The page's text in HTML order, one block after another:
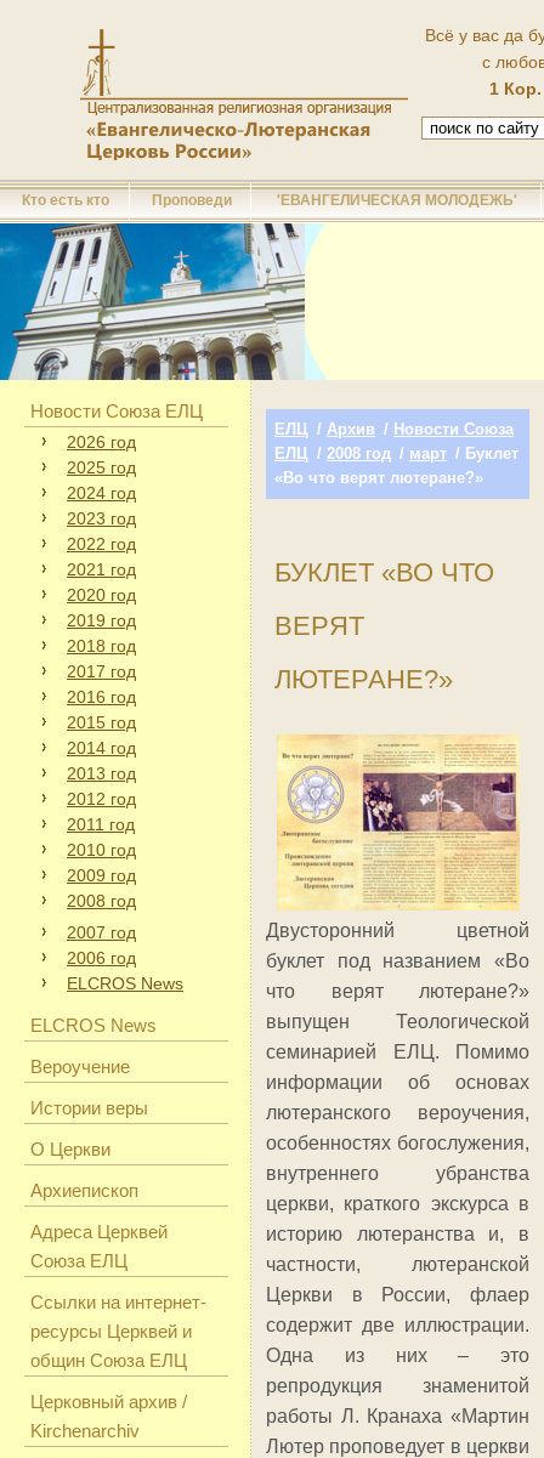
Всё у вас да
с
1
Кто есть кто Проповеди 'ЕВАНГЕЛИЧЕСКАЯ МОЛОДЕЖЬ'
Новости Союза ЕЛЦ
2026 год
2025 год
2024 год
2023 год
2022 год
2021 год
2020 год
2019 год
2018 год
2017 год
2016 год
2015 год
2014 год
2013 год
2012 год
2011 год
2010 год
2009 год
2008 год
2007 год
2006 год
ELCROS News
ELCROS News
Вероучение
Истории веры
О Церкви
Архиепископ
Адреса Церквей
Союза ЕЛЦ
Ссылки на интернет-
ресурсы Церквей и
общин Союза ЕЛЦ
Церковный архив /
Kirchenarchiv
ЕЛЦ / Архив / Новости Союза
ЕЛЦ / 2008 год / март / Буклет
«Во что верят лютеране?»
БУКЛЕТ «ВО ЧТО
ВЕРЯТ
ЛЮТЕРАНЕ?»
Двусторонний цветной
буклет под названием «Во
что верят лютеране?»
выпущен Теологической
семинарией ЕЛЦ. Помимо
информации об основах
лютеранского вероучения,
особенностях богослужения,
внутреннего убранства
церкви, краткого экскурса в
историю лютеранства и, в
частности, лютеранской
Церкви в России, флаер
содержит две иллюстрации.
Одна из них – это
репродукция знаменитой
работы Л. Кранаха «Мартин
Лютер проповедует в церкви